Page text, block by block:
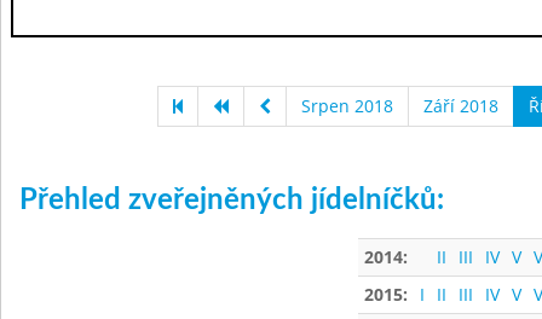
Srpen 2018 Září 2018
Přehled zveřejněných jídelníčků:
2014: II III IV V
2015:
I II III IV V